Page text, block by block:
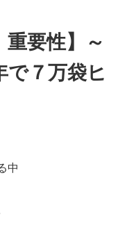
重要性】～
７万袋ヒ
中